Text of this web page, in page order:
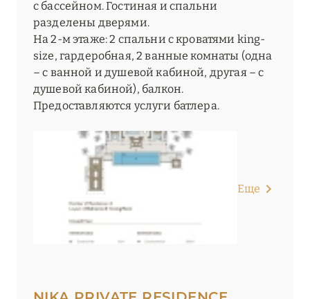
с бассейном. Гостиная и спальни
разделены дверями.
На 2-м этаже: 2 спальни с кроватями king-
size, гардеробная, 2 ванные комнаты (одна
– с ванной и душевой кабиной, другая – с
душевой кабиной), балкон.
Предоставляются услуги батлера.
Еще